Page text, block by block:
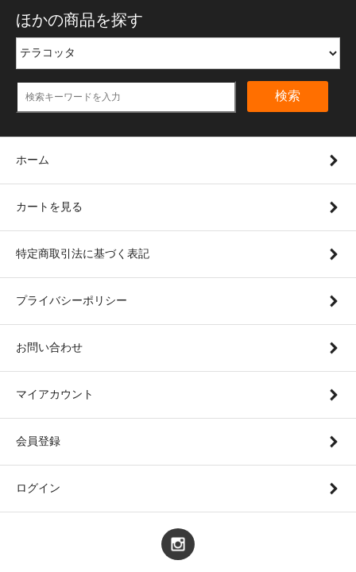
ほかの商品を探す
検索
ホーム
カートを見る
特定商取引法に基づく表記
プライバシーポリシー
お問い合わせ
マイアカウント
会員登録
ログイン